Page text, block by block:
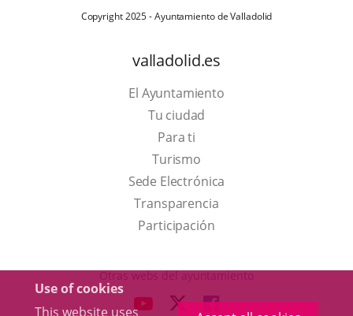
Use of cookies
This website uses
Copyright 2025 - Ayuntamiento de Valladolid
valladolid.es
El Ayuntamiento
Tu ciudad
Para ti
TurismoThis
link
will
open
a
Sede Electrónica
Transparencia
Participación
Otras webs del ayuntamiento
LINK LINKLINK